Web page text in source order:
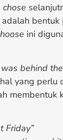
chose
adalah bentuk
ini
behind
yang perlu
membentuk
Friday”